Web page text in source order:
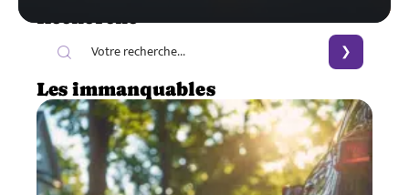
Recherche
Les immanquables